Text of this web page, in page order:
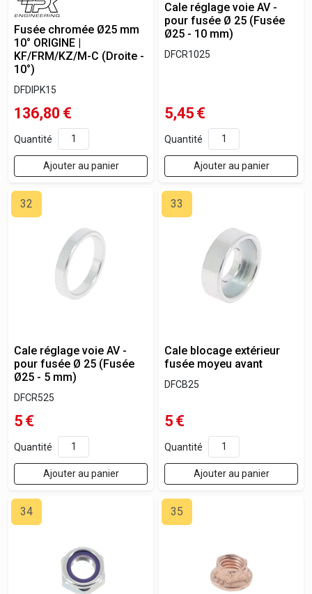
Fusée chromée Ø25 mm
10° ORIGINE |
KF/FRM/KZ/M-C (Droite -
10°)
DFDIPK15
136,80 €
Quantité
Ajouter au panier
Cale réglage voie AV -
pour fusée Ø 25 (Fusée
Ø25 - 10 mm)
DFCR1025
5,45 €
Quantité
Ajouter au panier
32
Cale réglage voie AV -
pour fusée Ø 25 (Fusée
Ø25 - 5 mm)
DFCR525
5 €
Quantité
Ajouter au panier
33
Cale blocage extérieur
fusée moyeu avant
DFCB25
5 €
Quantité
Ajouter au panier
34 35